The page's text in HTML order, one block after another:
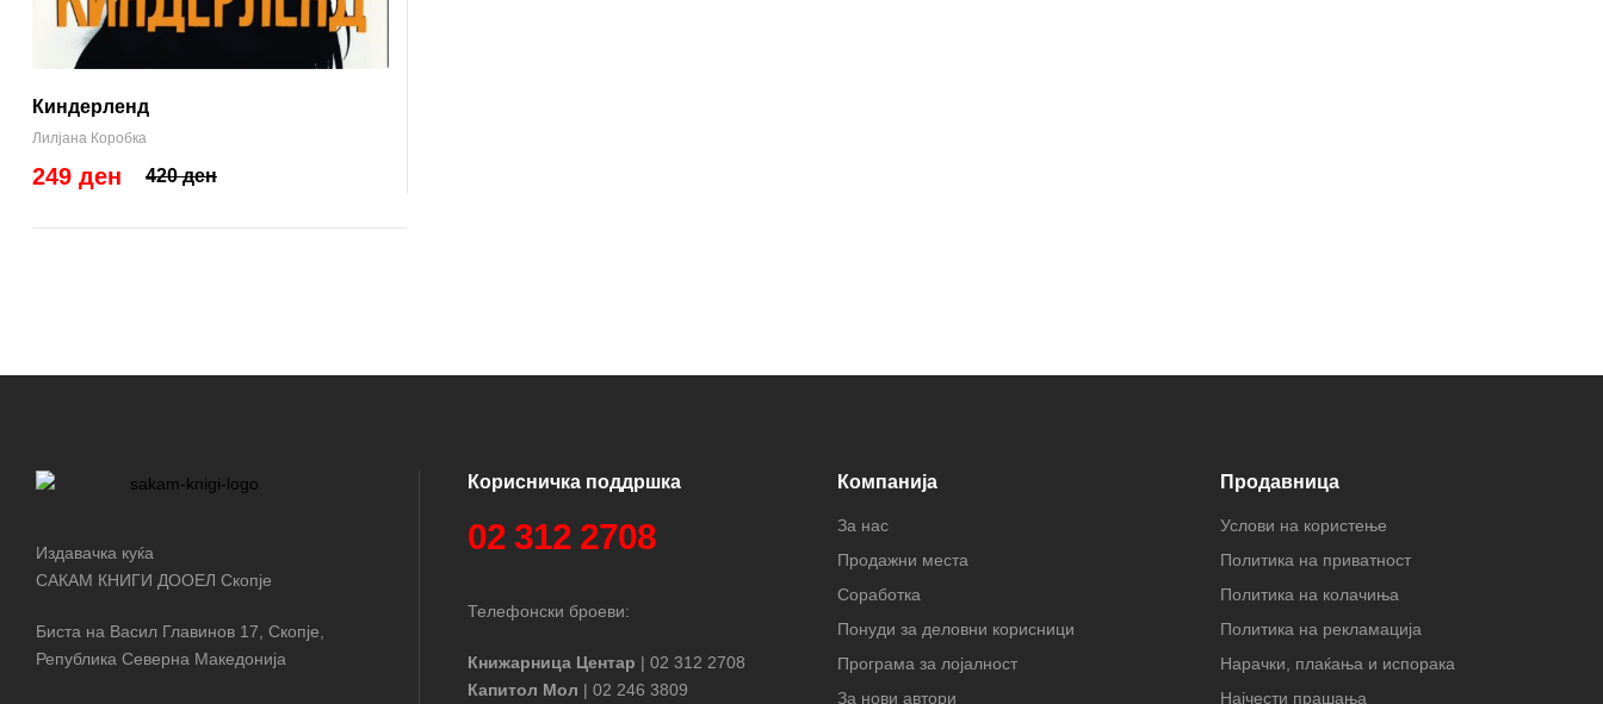
Киндерленд
Лилјана Коробка
420 ден
249 ден
Издавачка куќа
САКАМ КНИГИ ДООЕЛ Скопје
Биста на Васил Главинов 17, Скопје,
Република Северна Македонија
Корисничка поддршка
02 312 2708
Телефонски броеви:
Книжарница Центар | 02 312 2708
Капитол Мол | 02 246 3809
Компанија
За нас
Продажни места
Соработка
Понуди за деловни корисници
Програма за лојалност
За нови автори
Продавница
Услови на користење
Политика на приватност
Политика на колачиња
Политика на рекламација
Нарачки, плаќања и испорака
Најчести прашања